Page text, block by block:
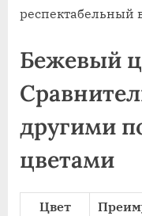
респектабельный
Бежевый
другими
цветами
Цвет